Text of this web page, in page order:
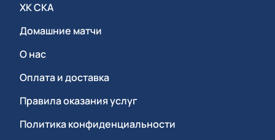
ХК СКА
Домашние матчи
О нас
Оплата и доставка
Правила оказания услуг
Политика конфиденциальности